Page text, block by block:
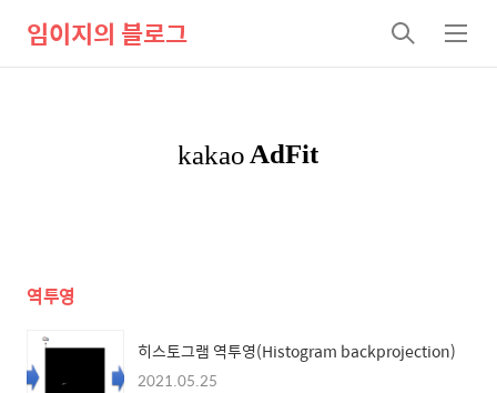
임이지의 블로그
검
색
메
뉴
역투영
히스토그램 역투영(Histogram backprojection)
2021.05.25